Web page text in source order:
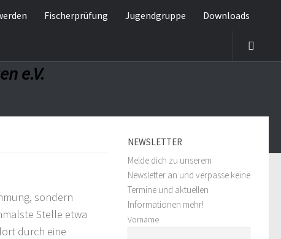
Fischerprüfung Jugendgruppe Downloads
e.V.
sondern
Stelle etwa
durch eine
NEWSLETTER
Melde dich zu unserem
Newsletter an und verpasse keine
Termine und aktuellen
Informationen mehr!
Vorname